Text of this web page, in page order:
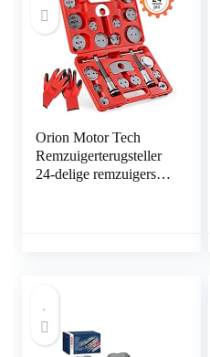
Orion Motor Tech
Remzuigerterugsteller
24-delige remzuigerset